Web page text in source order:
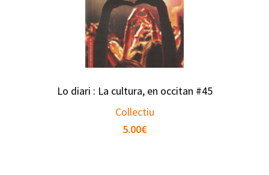
Lo diari : La cultura, en occitan #45
Collectiu
5.00€